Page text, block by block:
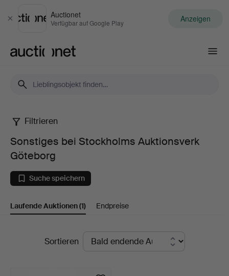
Schließen
Auctionet
Verfügbar auf Google Play Anzeigen
Sonstiges
bei
Stockholms
Auktionsverk
Filtrieren
Sonstiges bei Stockholms Auktionsverk
Göteborg
Suche speichern
Laufende Auktionen(1) Endpreise
LaufendeSortieren